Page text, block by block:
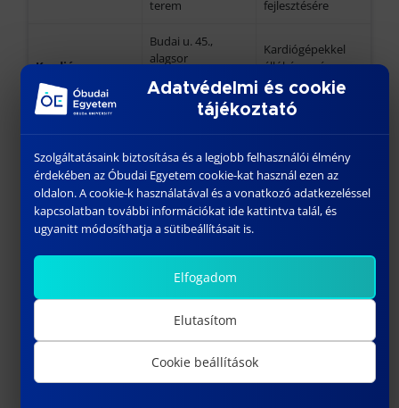
terem fejlesztésére
Kardió
Budai u. 45.,
alagsor
terem
Kardiógépekkel
állóképesség
növelése
2
Budai u. 45. udvar
/ Budai u. 43. /
Bugát tornaterem
elsajátítása és
játék
Kispályás
labdarúgás
Budai u. 43.
műanyag
Kerékpár 1-2
Székesfehérvár és
környéke
(Velencei-tó)
állóképesség
Ultron Gym,
Hadiárva u. 10.
gépekkel
Adatvédelmi és cookie
tájékoztató
Szolgáltatásaink biztosítása és a legjobb felhasználói élmény
érdekében az Óbudai Egyetem cookie-kat használ ezen az
oldalon. A cookie-k használatával és a vonatkozó adatkezeléssel
kapcsolatban további információkat ide kattintva talál, és
ugyanitt módosíthatja a sütibeállításait is.
Elfogadom
Elutasítom
Cookie beállítások